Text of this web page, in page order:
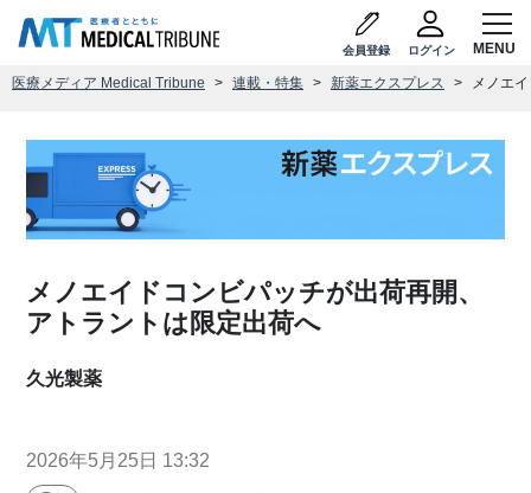
会員登録 ログイン
医療メディア Medical Tribune 連載・特集 新薬エクスプレス メノエ
メノエイドコンビパッチが出荷再開、
アトラントは限定出荷へ
久光製薬
2026年5月25日 13:32